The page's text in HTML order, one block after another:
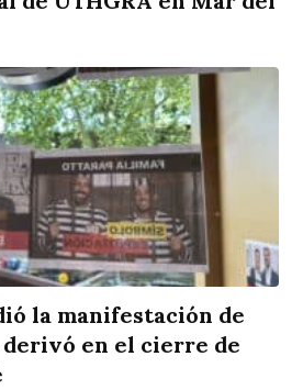
la manifestación de
en el cierre de